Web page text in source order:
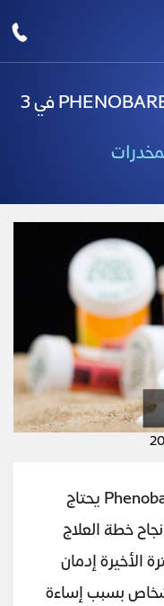
علاج إدمان الفينوباربيتال PHENOBARBITAL في 3
Phenobarbital يحتاج
خطة العلاج
الأخيرة إدمان
بسبب إساءة